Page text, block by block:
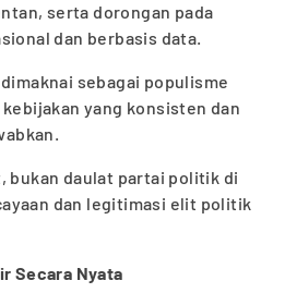
serta dorongan pada
dan berbasis data.
sebagai populisme
yang konsisten dan
bukan daulat partai politik di
dan legitimasi elit politik
Secara Nyata